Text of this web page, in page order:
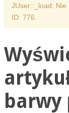
JUser::_load: Nie
ID: 776.
barwy